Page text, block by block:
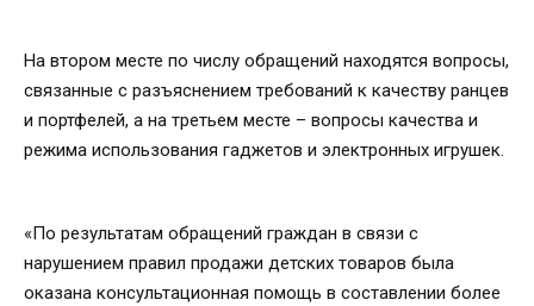
На втором месте по числу обращений находятся вопросы,
связанные с разъяснением требований к качеству ранцев
и портфелей, а на третьем месте – вопросы качества и
режима использования гаджетов и электронных игрушек.
«По результатам обращений граждан в связи с
нарушением правил продажи детских товаров была
оказана консультационная помощь в составлении более